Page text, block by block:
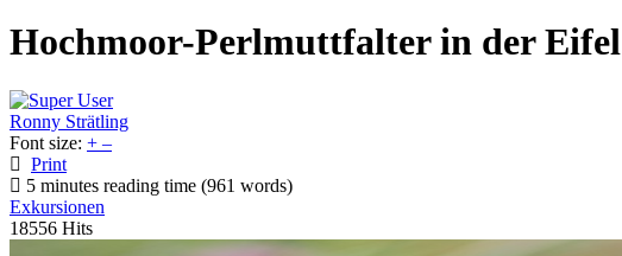
Hochmoor-Perlmuttfalter in der Eifel
Ronny Strätling
Font size: + –
Print
5 minutes reading time (961 words)
Exkursionen
18556 Hits